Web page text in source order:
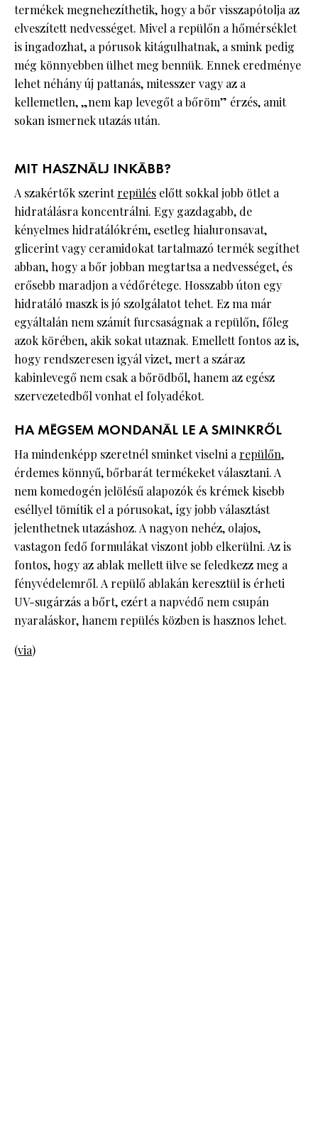
termékek megnehezíthetik, hogy a bőr visszapótolja az
elveszített nedvességet. Mivel a repülőn a hőmérséklet
is ingadozhat, a pórusok kitágulhatnak, a smink pedig
még könnyebben ülhet meg bennük. Ennek eredménye
lehet néhány új pattanás, mitesszer vagy az a
kellemetlen, „nem kap levegőt a bőröm” érzés, amit
sokan ismernek utazás után.
MIT HASZNÁLJ INKÁBB?
A szakértők szerintrepülés előtt sokkal jobb ötlet a
hidratálásra koncentrálni. Egy gazdagabb, de
kényelmes hidratálókrém, esetleg hialuronsavat,
glicerint vagy ceramidokat tartalmazó termék segíthet
abban, hogy a bőr jobban megtartsa a nedvességet, és
erősebb maradjon a védőrétege. Hosszabb úton egy
hidratáló maszk is jó szolgálatot tehet. Ez ma már
egyáltalán nem számít furcsaságnak a repülőn, főleg
azok körében, akik sokat utaznak. Emellett fontos az is,
hogy rendszeresen igyál vizet, mert a száraz
kabinlevegő nem csak a bőrödből, hanem az egész
szervezetedből vonhat el folyadékot.
HA MÉGSEM MONDANÁL LE A SMINKRŐL
Ha mindenképp szeretnél sminket viselni arepülőn,
érdemes könnyű, bőrbarát termékeket választani. A
nem komedogén jelölésű alapozók és krémek kisebb
eséllyel tömítik el a pórusokat, így jobb választást
jelenthetnek utazáshoz. A nagyon nehéz, olajos,
vastagon fedő formulákat viszont jobb elkerülni. Az is
fontos, hogy az ablak mellett ülve se feledkezz meg a
fényvédelemről. A repülő ablakán keresztül is érheti
UV-sugárzás a bőrt, ezért a napvédő nem csupán
nyaraláskor, hanem repülés közben is hasznos lehet.
(via)